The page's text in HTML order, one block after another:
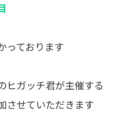
っております
ヒガッチ君が主催する
させていただきます